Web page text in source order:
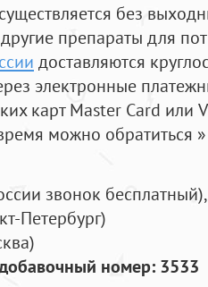
без
препараты для
доставляются
электронные
карт Master Card или
можно обратиться
звонок бесплатный),
Петербург)
номер: 3533